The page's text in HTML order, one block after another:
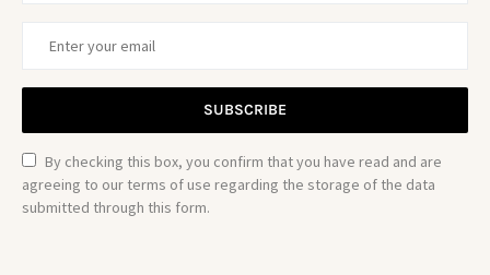
SUBSCRIBE
By checking this box, you confirm that you have read and are
agreeing to our terms of use regarding the storage of the data
submitted through this form.